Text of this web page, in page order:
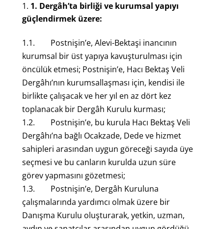
1. Dergâh’ta birliği ve kurumsal yapıyı
güçlendirmek üzere:
1.1. Postnişin’e, Alevi-Bektaşi inancının
kurumsal bir üst yapıya kavuşturulması için
öncülük etmesi; Postnişin’e, Hacı Bektaş Veli
Dergâhı’nın kurumsallaşması için, kendisi ile
birlikte çalışacak ve her yıl en az dört kez
toplanacak bir Dergâh Kurulu kurması;
1.2. Postnişin’e, bu kurula Hacı Bektaş Veli
Dergâhı’na bağlı Ocakzade, Dede ve hizmet
sahipleri arasından uygun göreceği sayıda üye
seçmesi ve bu canların kurulda uzun süre
görev yapmasını gözetmesi;
1.3. Postnişin’e, Dergâh Kuruluna
çalışmalarında yardımcı olmak üzere bir
Danışma Kurulu oluşturarak, yetkin, uzman,